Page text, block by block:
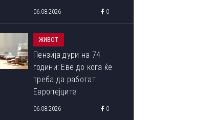
06.08.2026 0
ЖИВОТ
Пензија дури на 74
години: Еве до кога ќе
треба да работат
Европејците
06.08.2026 0